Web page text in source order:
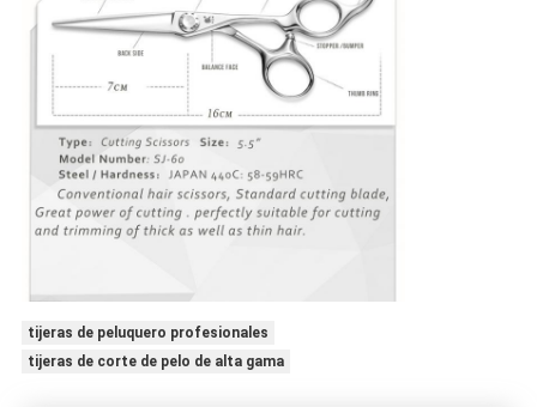
tijeras de peluquero profesionales
tijeras de corte de pelo de alta gama